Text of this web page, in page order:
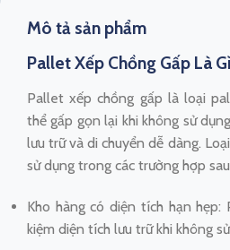
Mô tả sản phẩm
Pallet Xếp Chồng Gấp Là
Pallet xếp chồng gấp là loại
thể gấp gọn lại khi không sử
lưu trữ và di chuyển dễ dàng.
sử dụng trong các trường hợp
Kho hàng có diện tích hạn
kiệm diện tích lưu trữ khi không